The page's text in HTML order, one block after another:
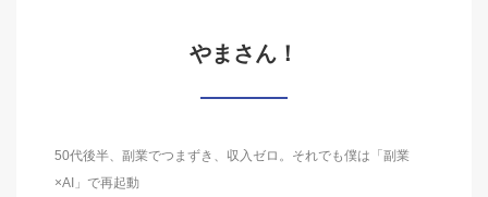
やまさん！
50代後半、副業でつまずき、収入ゼロ。それでも僕は「副業
×AI」で再起動